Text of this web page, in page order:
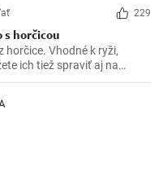
229
s horčicou
horčice. Vhodné k ryži,
ich tiež spraviť aj na
na prírodno.